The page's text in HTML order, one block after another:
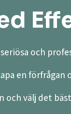
och
en förfrågan
och välj det